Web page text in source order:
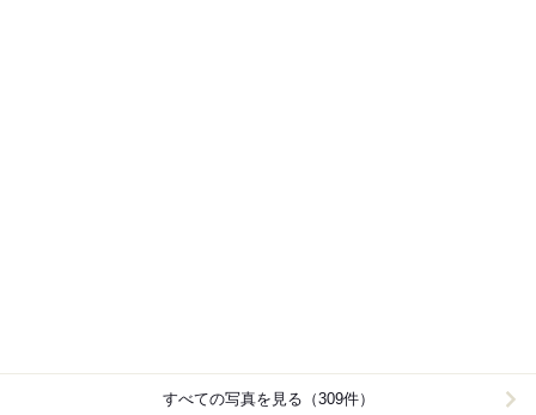
すべての写真を見る（309件）